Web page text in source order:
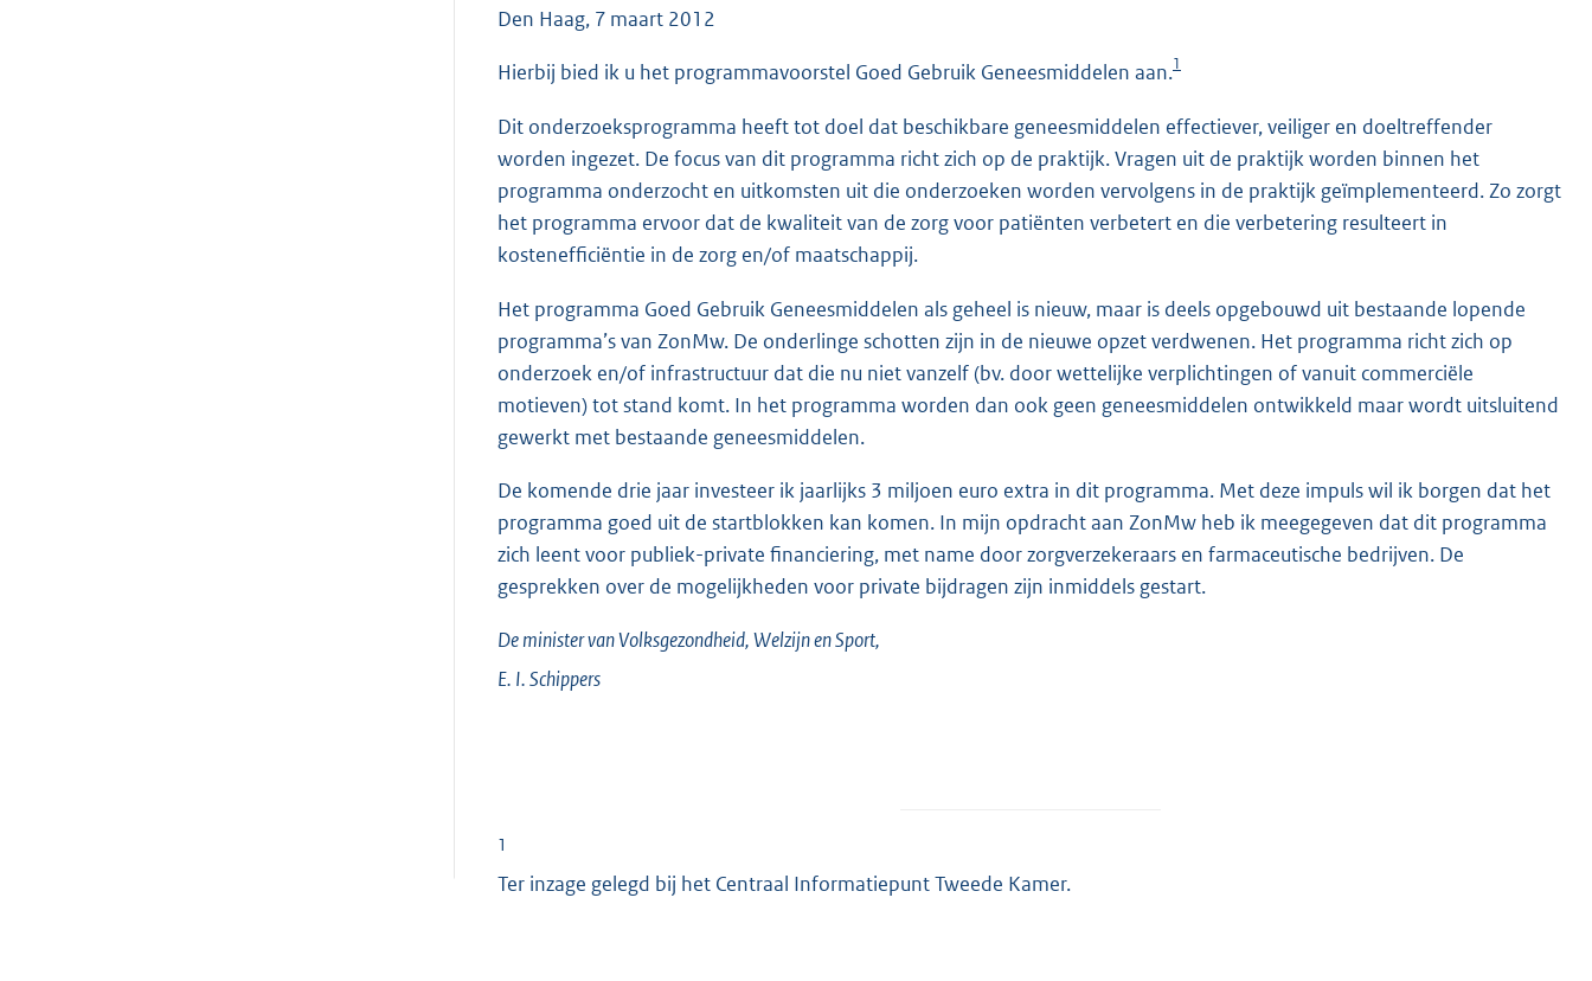
:
3
Den Haag, 7 maart 2012
Hierbij bied ik u het programmavoorstel Goed Gebruik Geneesmiddelen aan.1
Dit onderzoeksprogramma heeft tot doel dat beschikbare geneesmiddelen effectiever, veiliger en doeltreffender
worden ingezet. De focus van dit programma richt zich op de praktijk. Vragen uit de praktijk worden binnen het
programma onderzocht en uitkomsten uit die onderzoeken worden vervolgens in de praktijk geïmplementeerd. Zo zorgt
het programma ervoor dat de kwaliteit van de zorg voor patiënten verbetert en die verbetering resulteert in
kostenefficiëntie in de zorg en/of maatschappij.
Het programma Goed Gebruik Geneesmiddelen als geheel is nieuw, maar is deels opgebouwd uit bestaande lopende
programma’s van ZonMw. De onderlinge schotten zijn in de nieuwe opzet verdwenen. Het programma richt zich op
onderzoek en/of infrastructuur dat die nu niet vanzelf (bv. door wettelijke verplichtingen of vanuit commerciële
motieven) tot stand komt. In het programma worden dan ook geen geneesmiddelen ontwikkeld maar wordt uitsluitend
gewerkt met bestaande geneesmiddelen.
De komende drie jaar investeer ik jaarlijks 3 miljoen euro extra in dit programma. Met deze impuls wil ik borgen dat het
programma goed uit de startblokken kan komen. In mijn opdracht aan ZonMw heb ik meegegeven dat dit programma
zich leent voor publiek-private financiering, met name door zorgverzekeraars en farmaceutische bedrijven. De
gesprekken over de mogelijkheden voor private bijdragen zijn inmiddels gestart.
De minister van Volksgezondheid, Welzijn en Sport,
E. I.Schippers
1
Ter inzage gelegd bij het Centraal Informatiepunt Tweede Kamer.